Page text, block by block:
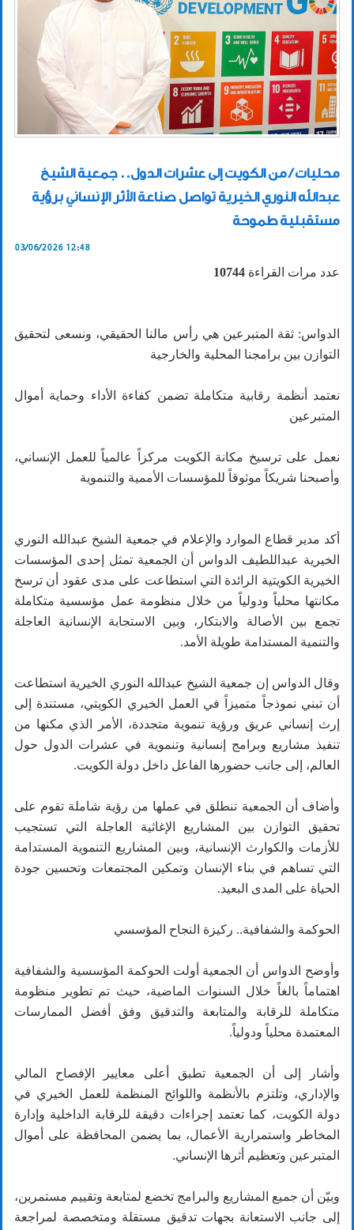
محليات / من الكويت إلى عشرات الدول.. جمعية الشيخ
عبدالله النوري الخيرية تواصل صناعة الأثر الإنساني برؤية
مستقبلية طموحة
03/06/2026 12:48
عدد مرات القراءة 10744
الدواس: ثقة المتبرعين هي رأس مالنا الحقيقي، ونسعى لتحقيق
التوازن بين برامجنا المحلية والخارجية
نعتمد أنظمة رقابية متكاملة تضمن كفاءة الأداء وحماية أموال
المتبرعين
نعمل على ترسيخ مكانة الكويت مركزاً عالمياً للعمل الإنساني،
وأصبحنا شريكاً موثوقاً للمؤسسات الأممية والتنموية
أكد مدير قطاع الموارد والإعلام في جمعية الشيخ عبدالله النوري
الخيرية عبداللطيف الدواس أن الجمعية تمثل إحدى المؤسسات
الخيرية الكويتية الرائدة التي استطاعت على مدى عقود أن ترسخ
مكانتها محلياً ودولياً من خلال منظومة عمل مؤسسية متكاملة
تجمع بين الأصالة والابتكار، وبين الاستجابة الإنسانية العاجلة
والتنمية المستدامة طويلة الأمد.
وقال الدواس إن جمعية الشيخ عبدالله النوري الخيرية استطاعت
أن تبني نموذجاً متميزاً في العمل الخيري الكويتي، مستندة إلى
إرث إنساني عريق ورؤية تنموية متجددة، الأمر الذي مكنها من
تنفيذ مشاريع وبرامج إنسانية وتنموية في عشرات الدول حول
العالم، إلى جانب حضورها الفاعل داخل دولة الكويت.
وأضاف أن الجمعية تنطلق في عملها من رؤية شاملة تقوم على
تحقيق التوازن بين المشاريع الإغاثية العاجلة التي تستجيب
للأزمات والكوارث الإنسانية، وبين المشاريع التنموية المستدامة
التي تساهم في بناء الإنسان وتمكين المجتمعات وتحسين جودة
الحياة على المدى البعيد.
الحوكمة والشفافية.. ركيزة النجاح المؤسسي
وأوضح الدواس أن الجمعية أولت الحوكمة المؤسسية والشفافية
اهتماماً بالغاً خلال السنوات الماضية، حيث تم تطوير منظومة
متكاملة للرقابة والمتابعة والتدقيق وفق أفضل الممارسات
المعتمدة محلياً ودولياً.
وأشار إلى أن الجمعية تطبق أعلى معايير الإفصاح المالي
والإداري، وتلتزم بالأنظمة واللوائح المنظمة للعمل الخيري في
دولة الكويت، كما تعتمد إجراءات دقيقة للرقابة الداخلية وإدارة
المخاطر واستمرارية الأعمال، بما يضمن المحافظة على أموال
المتبرعين وتعظيم أثرها الإنساني.
وبيّن أن جميع المشاريع والبرامج تخضع لمتابعة وتقييم مستمرين،
إلى جانب الاستعانة بجهات تدقيق مستقلة ومتخصصة لمراجعة